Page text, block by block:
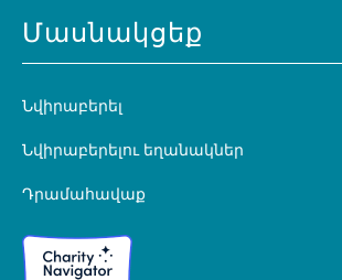
Մասնակցեք
Նվիրաբերել
Նվիրաբերելու եղանակներ
Դրամահավաք